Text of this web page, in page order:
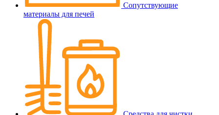
Сопутствующие
материалы для печей